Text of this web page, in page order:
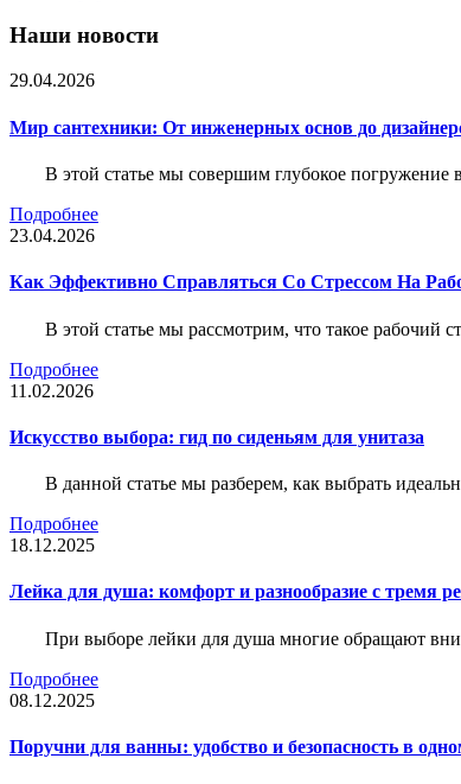
Наши новости
29.04.2026
Мир сантехники: От инженерных основ до
В этой статье мы совершим глубокое погружение
Подробнее
23.04.2026
Как Эффективно Справляться Со Стрессом На
В этой статье мы рассмотрим, что такое рабочий
Подробнее
11.02.2026
Искусство выбора: гид по сиденьям для унитаза
В данной статье мы разберем, как выбрать
Подробнее
18.12.2025
Лейка для душа: комфорт и разнообразие с тремя
При выборе лейки для душа многие обращают
Подробнее
08.12.2025
Поручни для ванны: удобство и безопасность в